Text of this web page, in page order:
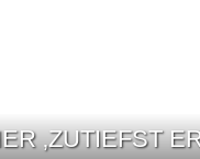
‚ZUTIEFST